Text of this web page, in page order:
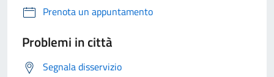
Prenota un appuntamento
Problemi in città
Segnala disservizio